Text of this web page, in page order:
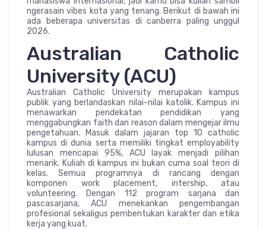
ngerasain vibes kota yang tenang. Berikut di bawah ini
ada beberapa universitas di canberra paling unggul
2026.
Australian Catholic
University (ACU)
Australian Catholic University merupakan kampus
publik yang berlandaskan nilai-nilai katolik. Kampus ini
menawarkan pendekatan pendidikan yang
menggabungkan faith dan reason dalam mengejar ilmu
pengetahuan. Masuk dalam jajaran top 10 catholic
kampus di dunia serta memiliki tingkat employability
lulusan mencapai 95%, ACU layak menjadi pilihan
menarik. Kuliah di kampus ini bukan cuma soal teori di
kelas. Semua programnya di rancang dengan
komponen work placement, intership, atau
volunteering. Dengan 112 program sarjana dan
pascasarjana, ACU menekankan pengembangan
profesional sekaligus pembentukan karakter dan etika
kerja yang kuat.